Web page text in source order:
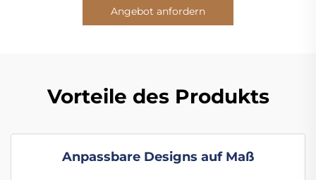
Angebot anfordern
Vorteile des Produkts
Anpassbare Designs auf Maß